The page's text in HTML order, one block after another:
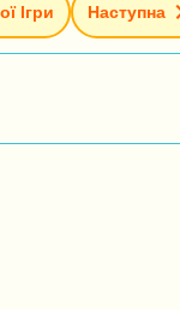
Ігри Наступна